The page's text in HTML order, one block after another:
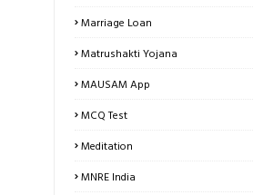
Marriage Loan
Matrushakti Yojana
MAUSAM App
MCQ Test
Meditation
MNRE India